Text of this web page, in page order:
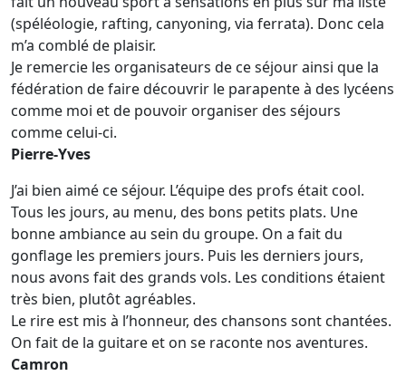
(spéléologie, rafting, canyoning, via ferrata). Donc cela
m’a comblé de plaisir.
Je remercie les organisateurs de ce séjour ainsi que la
fédération de faire découvrir le parapente à des lycéens
comme moi et de pouvoir organiser des séjours
comme celui-ci.
Pierre-Yves
J’ai bien aimé ce séjour. L’équipe des profs était cool.
Tous les jours, au menu, des bons petits plats. Une
bonne ambiance au sein du groupe. On a fait du
gonflage les premiers jours. Puis les derniers jours,
nous avons fait des grands vols. Les conditions étaient
très bien, plutôt agréables.
Le rire est mis à l’honneur, des chansons sont chantées.
On fait de la guitare et on se raconte nos aventures.
Camron